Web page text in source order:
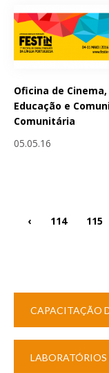
Oficina de Cinema,
Educação e
Comunitária
05.05.16
‹ 114 115
CAPACITAÇÃO